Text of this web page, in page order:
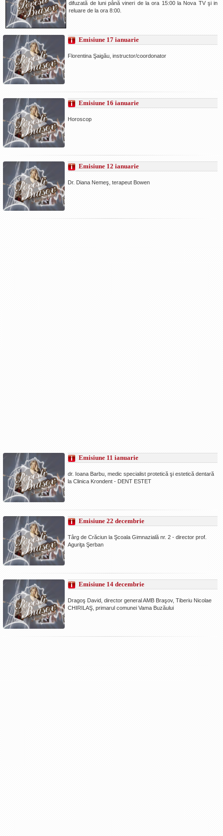
La Ţintă
Subiecte grele
Dialoguri cu Ghişe
Bucuria Credinţei
Replica Braşovului
Contact
difuzată de luni până vineri de la ora 15:00 la Nova TV şi in
reluare de la ora 8:00.
Emisiune 17 ianuarie
Florentina Şaigău, instructor/coordonator
Emisiune 16 ianuarie
Horoscop
Emisiune 12 ianuarie
Dr. Diana Nemeş, terapeut Bowen
Emisiune 11 ianuarie
dr. Ioana Barbu, medic specialist protetică şi estetică dentară
la Clinica Krondent - DENT ESTET
Emisiune 22 decembrie
Târg de Crăciun la Şcoala Gimnazială nr. 2 - director prof.
Aguriţa Şerban
Emisiune 14 decembrie
Dragoş David, director general AMB Braşov, Tiberiu Nicolae
CHIRILAŞ, primarul comunei Vama Buzăului